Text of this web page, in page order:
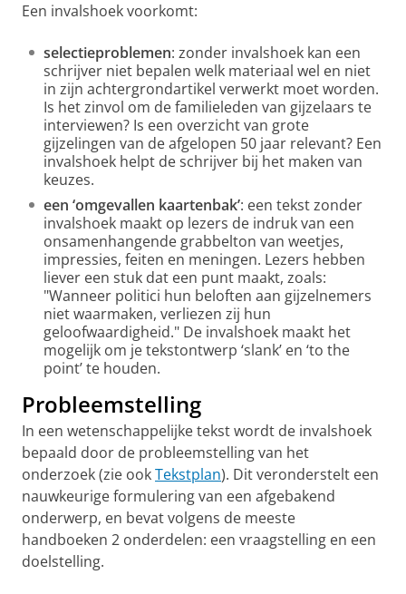
Een invalshoek voorkomt:
selectieproblemen: zonder invalshoek kan een
schrijver niet bepalen welk materiaal wel en niet
in zijn achtergrondartikel verwerkt moet worden.
Is het zinvol om de familieleden van gijzelaars te
interviewen? Is een overzicht van grote
gijzelingen van de afgelopen 50 jaar relevant? Een
invalshoek helpt de schrijver bij het maken van
keuzes.
een ‘omgevallen kaartenbak’: een tekst zonder
invalshoek maakt op lezers de indruk van een
onsamenhangende grabbelton van weetjes,
impressies, feiten en meningen. Lezers hebben
liever een stuk dat een punt maakt, zoals:
"Wanneer politici hun beloften aan gijzelnemers
niet waarmaken, verliezen zij hun
geloofwaardigheid." De invalshoek maakt het
mogelijk om je tekstontwerp ‘slank’ en ‘to the
point’ te houden.
Probleemstelling
In een wetenschappelijke tekst wordt de invalshoek
bepaald door de probleemstelling van het
onderzoek (zie ookTekstplan). Dit veronderstelt een
nauwkeurige formulering van een afgebakend
onderwerp, en bevat volgens de meeste
handboeken 2 onderdelen: een vraagstelling en een
doelstelling.